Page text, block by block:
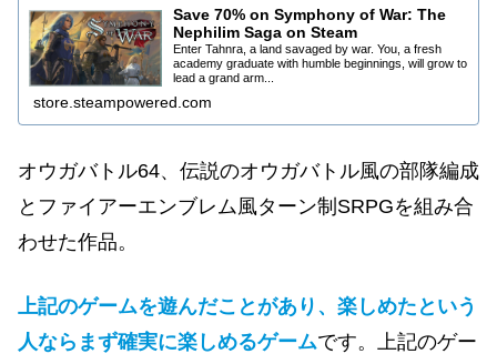
Save 70% on Symphony of War: The
Nephilim Saga on Steam
Enter Tahnra, a land savaged by war. You, a fresh
academy graduate with humble beginnings, will grow to
lead a grand arm...
store.steampowered.com
オウガバトル64、伝説のオウガバトル風の部隊編成
とファイアーエンブレム風ターン制SRPGを組み合
わせた作品。
上記のゲームを遊んだことがあり、楽しめたという
人ならまず確実に楽しめるゲームです。上記のゲー